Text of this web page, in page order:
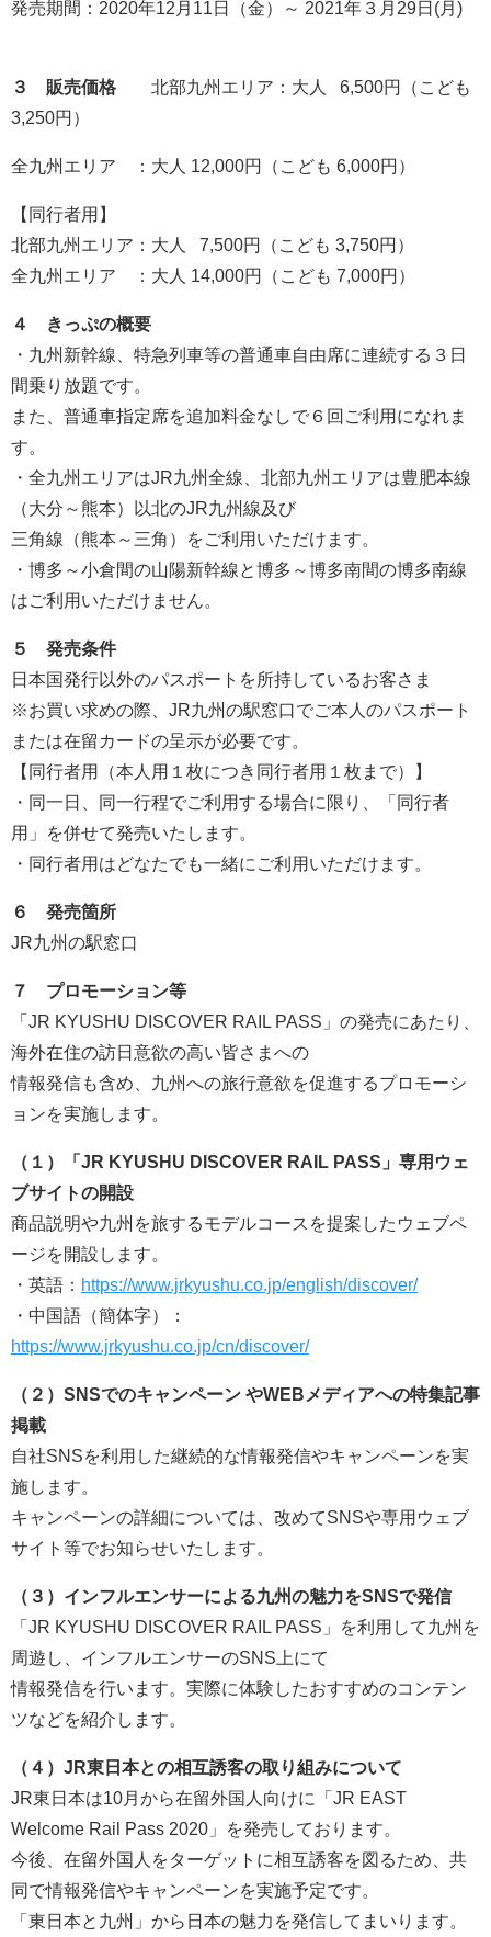
発売期間：2020年12月11日（金）～ 2021年３月29日(月)
３ 販売価格 北部九州エリア：大人 6,500円（こども
3,250円）
全九州エリア ：大人 12,000円（こども 6,000円）
【同行者用】
北部九州エリア：大人 7,500円（こども 3,750円）
全九州エリア ：大人 14,000円（こども 7,000円）
４ きっぷの概要
・九州新幹線、特急列車等の普通車自由席に連続する３日
間乗り放題です。
また、普通車指定席を追加料金なしで６回ご利用になれま
す。
・全九州エリアはJR九州全線、北部九州エリアは豊肥本線
（大分～熊本）以北のJR九州線及び
三角線（熊本～三角）をご利用いただけます。
・博多～小倉間の山陽新幹線と博多～博多南間の博多南線
はご利用いただけません。
５ 発売条件
日本国発行以外のパスポートを所持しているお客さま
※お買い求めの際、JR九州の駅窓口でご本人のパスポート
または在留カードの呈示が必要です。
【同行者用（本人用１枚につき同行者用１枚まで）】
・同一日、同一行程でご利用する場合に限り、「同行者
用」を併せて発売いたします。
・同行者用はどなたでも一緒にご利用いただけます。
６ 発売箇所
JR九州の駅窓口
７ プロモーション等
「JR KYUSHU DISCOVER RAIL PASS」の発売にあたり、
海外在住の訪日意欲の高い皆さまへの
情報発信も含め、九州への旅行意欲を促進するプロモーシ
ョンを実施します。
（１）「JR KYUSHU DISCOVER RAIL PASS」専用ウェ
ブサイトの開設
商品説明や九州を旅するモデルコースを提案したウェブペ
ージを開設します。
・英語： https://www.jrkyushu.co.jp/english/discover/
・中国語（簡体字）：
https://www.jrkyushu.co.jp/cn/discover/
（２）SNSでのキャンペーン やWEBメディアへの特集記事
掲載
自社SNSを利用した継続的な情報発信やキャンペーンを実
施します。
キャンペーンの詳細については、改めてSNSや専用ウェブ
サイト等でお知らせいたします。
（３）インフルエンサーによる九州の魅力をSNSで発信
「JR KYUSHU DISCOVER RAIL PASS」を利用して九州を
周遊し、インフルエンサーのSNS上にて
情報発信を行います。実際に体験したおすすめのコンテン
ツなどを紹介します。
（４）JR東日本との相互誘客の取り組みについて
JR東日本は10月から在留外国人向けに「JR EAST
Welcome Rail Pass 2020」を発売しております。
今後、在留外国人をターゲットに相互誘客を図るため、共
同で情報発信やキャンペーンを実施予定です。
「東日本と九州」から日本の魅力を発信してまいります。